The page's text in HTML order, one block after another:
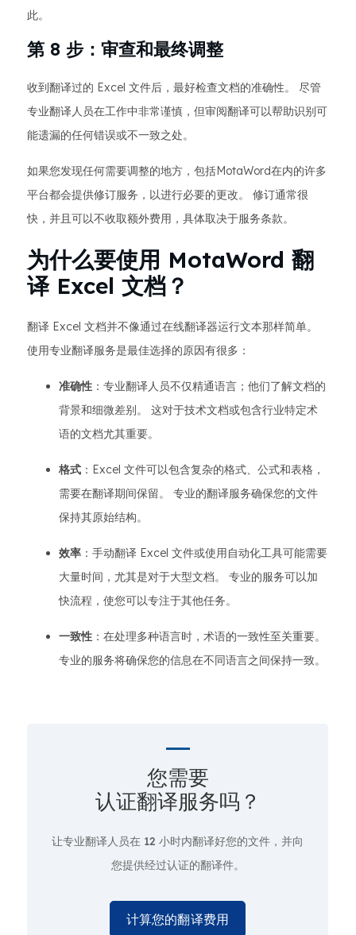
此。
第 8 步：审查和最终调整
收到翻译过的 Excel 文件后，最好检查文档的准确性。 尽管
专业翻译人员在工作中非常谨慎，但审阅翻译可以帮助识别可
能遗漏的任何错误或不一致之处。
如果您发现任何需要调整的地方，包括MotaWord在内的许多
平台都会提供修订服务，以进行必要的更改。 修订通常很
快，并且可以不收取额外费用，具体取决于服务条款。
为什么要使用 MotaWord 翻
译 Excel 文档？
翻译 Excel 文档并不像通过在线翻译器运行文本那样简单。
使用专业翻译服务是最佳选择的原因有很多：
准确性 ：专业翻译人员不仅精通语言；他们了解文档的
背景和细微差别。 这对于技术文档或包含行业特定术
语的文档尤其重要。
格式 ：Excel 文件可以包含复杂的格式、公式和表格，
需要在翻译期间保留。 专业的翻译服务确保您的文件
保持其原始结构。
效率 ：手动翻译 Excel 文件或使用自动化工具可能需要
大量时间，尤其是对于大型文档。 专业的服务可以加
快流程，使您可以专注于其他任务。
一致性 ：在处理多种语言时，术语的一致性至关重要。
专业的服务将确保您的信息在不同语言之间保持一致。
您需要
认证翻译服务吗？
让专业翻译人员在 12 小时内翻译好您的文件，并向
您提供经过认证的翻译件。
计算您的翻译费用